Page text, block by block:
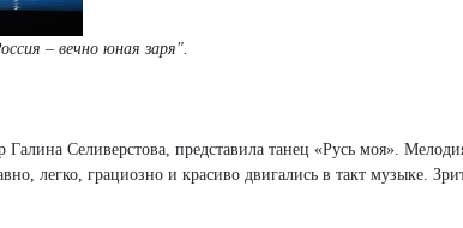
– вечно юная заря".
Селиверстова, представила танец «Русь моя».
легко, грациозно и красиво двигались в такт музыке.